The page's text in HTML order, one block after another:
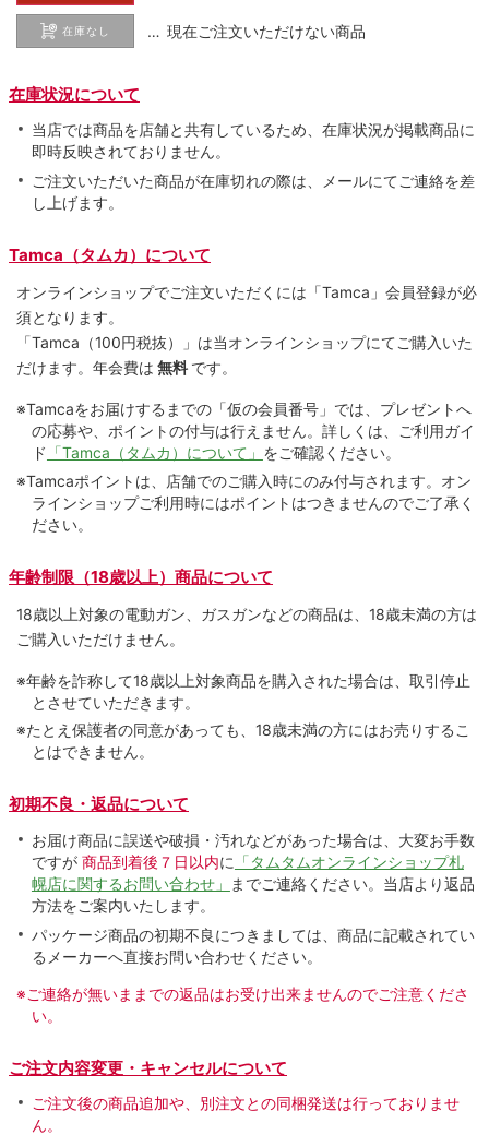
在庫なし … 現在ご注文いただけない商品
在庫状況について
当店では商品を店舗と共有しているため、在庫状況が掲載商品に
即時反映されておりません。
ご注文いただいた商品が在庫切れの際は、メールにてご連絡を差
し上げます。
Tamca（タムカ）について
オンラインショップでご注⽂いただくには「Tamca」会員登録が必
須となります。
「Tamca （100円税抜）
」は当オンラインショップにてご購⼊いた
だけます。 年会費は 無料 です。
※Tamcaをお届けするまでの「仮の会員番号」では、プレゼントへ
の応募や、ポイントの付与は⾏えません。詳しくは、ご利⽤ガイ
ド 「Tamca（タムカ）について」 をご確認ください。
※Tamcaポイントは、店舗でのご購⼊時にのみ付与されます。オン
ラインショップご利用時にはポイントはつきませんのでご了承く
ださい。
年齢制限（18歳以上）商品について
18歳以上対象の電動ガン、ガスガンなどの商品は、18歳未満の方は
ご購入いただけません。
※年齢を詐称して18歳以上対象商品を購入された場合は、取引停止
とさせていただきます。
※たとえ保護者の同意があっても、18歳未満の方にはお売りするこ
とはできません。
初期不良・返品について
お届け商品に誤送や破損・汚れなどがあった場合は、大変お手数
ですが 商品到着後７日以内に 「タムタムオンラインショップ札
幌店に関するお問い合わせ」
までご連絡ください。当店より返品
方法をご案内いたします。
パッケージ商品の初期不良につきましては、商品に記載されてい
るメーカーへ直接お問い合わせください。
※ご連絡が無いままでの返品はお受け出来ませんのでご注意くださ
い。
ご注文内容変更・キャンセルについて
ご注文後の商品追加や、別注文との同梱発送は行っておりませ
ん。